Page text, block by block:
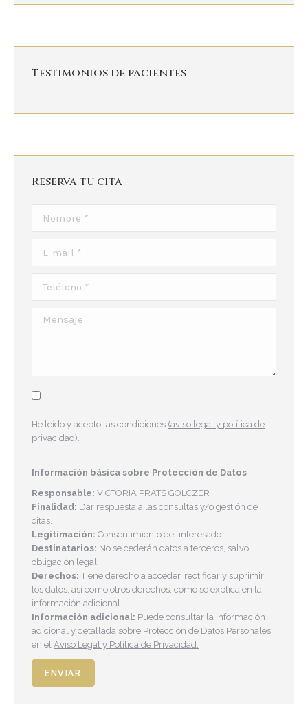
Testimonios de pacientes
Reserva tu cita
He leído y acepto las condiciones (aviso legal y política de
privacidad).
Información básica sobre Protección de Datos
Responsable: VICTORIA PRATS GOLCZER
Finalidad: Dar respuesta a las consultas y/o gestión de
citas.
Legitimación: Consentimiento del interesado
Destinatarios: No se cederán datos a terceros, salvo
obligación legal
Derechos: Tiene derecho a acceder, rectificar y suprimir
los datos, así como otros derechos, como se explica en la
información adicional
Información adicional: Puede consultar la información
adicional y detallada sobre Protección de Datos Personales
en el Aviso Legal y Política de Privacidad.
ENVIAR